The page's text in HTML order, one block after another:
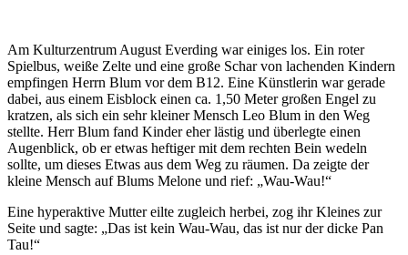
Am Kulturzentrum August Everding war einiges los. Ein roter
Spielbus, weiße Zelte und eine große Schar von lachenden Kindern
empfingen Herrn Blum vor dem B12. Eine Künstlerin war gerade
dabei, aus einem Eisblock einen ca. 1,50 Meter großen Engel zu
kratzen, als sich ein sehr kleiner Mensch Leo Blum in den Weg
stellte. Herr Blum fand Kinder eher lästig und überlegte einen
Augenblick, ob er etwas heftiger mit dem rechten Bein wedeln
sollte, um dieses Etwas aus dem Weg zu räumen. Da zeigte der
kleine Mensch auf Blums Melone und rief: „Wau-Wau!“
Eine hyperaktive Mutter eilte zugleich herbei, zog ihr Kleines zur
Seite und sagte: „Das ist kein Wau-Wau, das ist nur der dicke Pan
Tau!“